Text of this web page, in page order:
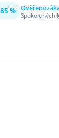
85 % Ověřeno
Spokojených